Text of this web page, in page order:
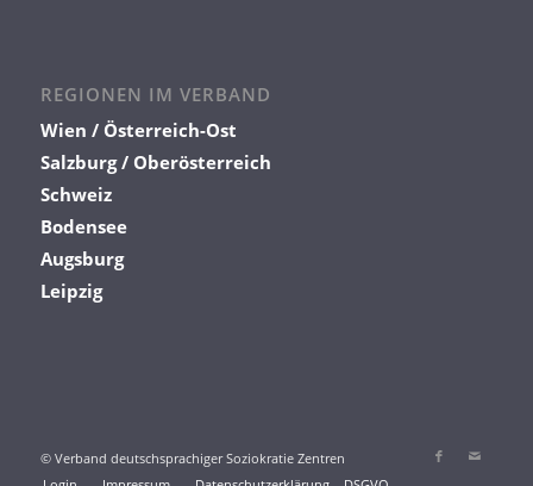
REGIONEN IM VERBAND
Wien / Österreich-Ost
Salzburg / Oberösterreich
Schweiz
Bodensee
Augsburg
Leipzig
© Verband deutschsprachiger Soziokratie Zentren